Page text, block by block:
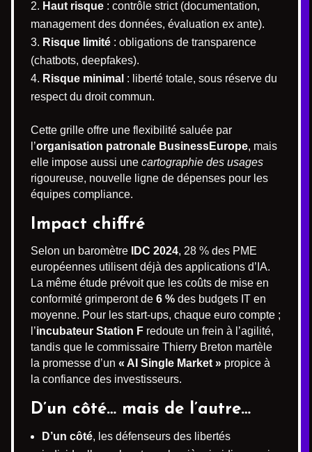
Haut risque : contrôle strict (documentation,
management des données, évaluation ex ante).
Risque limité : obligations de transparence
(chatbots, deepfakes).
Risque minimal : liberté totale, sous réserve du
respect du droit commun.
Cette grille offre une flexibilité saluée par
l’organisation patronale BusinessEurope, mais
elle impose aussi une cartographie des usages
rigoureuse, nouvelle ligne de dépenses pour les
équipes compliance.
Impact chiffré
Selon un baromètre IDC 2024, 28 % des PME
européennes utilisent déjà des applications d’IA.
La même étude prévoit que les coûts de mise en
conformité grimperont de 6 % des budgets IT en
moyenne. Pour les start-ups, chaque euro compte ;
l’incubateur Station F redoute un frein à l’agilité,
tandis que le commissaire Thierry Breton martèle
la promesse d’un « AI Single Market » propice à
la confiance des investisseurs.
D’un côté… mais de l’autre…
D’un côté, les défenseurs des libertés